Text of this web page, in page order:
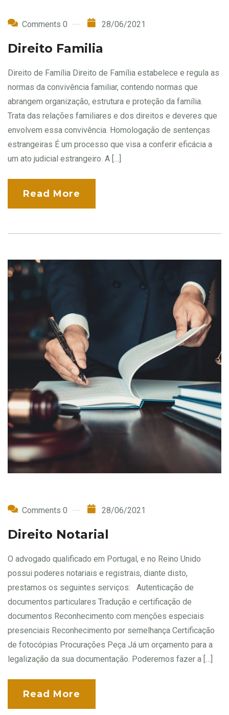
Comments 0 28/06/2021
Direito Familia
Direito de Família Direito de Família estabelece e regula as
normas da convivência familiar, contendo normas que
abrangem organização, estrutura e proteção da família.
Trata das relações familiares e dos direitos e deveres que
envolvem essa convivência. Homologação de sentenças
estrangeiras É um processo que visa a conferir eficácia a
um ato judicial estrangeiro. A […]
Read More
Comments 0 28/06/2021
Direito Notarial
O advogado qualificado em Portugal, e no Reino Unido
possui poderes notariais e registrais, diante disto,
prestamos os seguintes serviços: Autenticação de
documentos particulares Tradução e certificação de
documentos Reconhecimento com menções especiais
presenciais Reconhecimento por semelhança Certificação
de fotocópias Procurações Peça Já um orçamento para a
legalização da sua documentação. Poderemos fazer a […]
Read More